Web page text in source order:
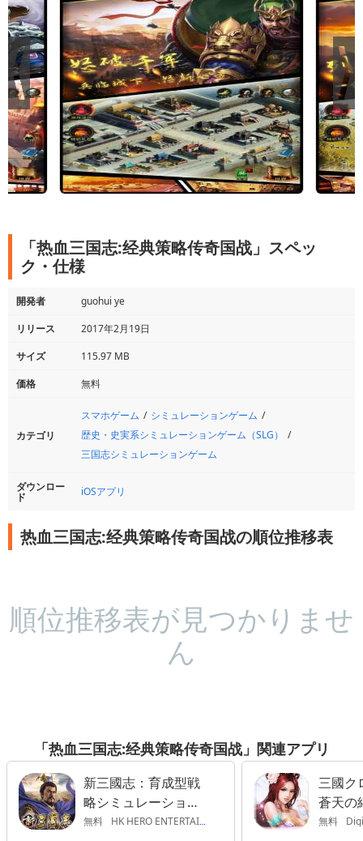
「热血三国志:经典策略传奇国战」スペッ
ク・仕様
開発者
guohui ye
リリース
2017年2月19日
サイズ
115.97 MB
価格
無料
カテゴリ
スマホゲーム
シミュレーションゲーム
歴史・史実系シミュレーションゲーム（SLG）
三国志シミュレーションゲーム
ダウンロー
ド iOSアプリ
热血三国志:经典策略传奇国战の順位推移表
順位推移表が見つかりませ
ん
「热血三国志:经典策略传奇国战」関連アプリ
新三國志：育成型戦
略シミュレーション
ゲーム
無料 HK HERO ENTERTAINMENT CO., LIMITED
三國ク
蒼天の
無料